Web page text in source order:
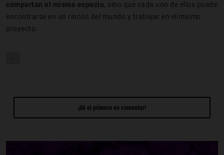
compartan el mismo espacio , sino que cada uno de ellos puede
encontrarse en un rincón del mundo y trabajar en el mismo
proyecto.
-
¡Sé el primero en comentar!